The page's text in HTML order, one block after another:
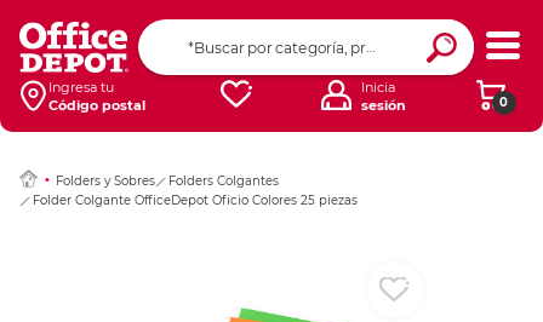
Ingresa tu
Código postal
0
Inicia
sesión
Folders y Sobres
Folders Colgantes
Folder Colgante OfficeDepot Oficio Colores 25 piezas
Ingresar Codigo